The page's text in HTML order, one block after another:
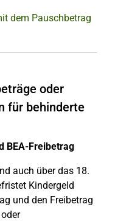
dem Pauschbetrag
oder
für behinderte
BEA-Freibetrag
auch über das 18.
Kindergeld
und den Freibetrag